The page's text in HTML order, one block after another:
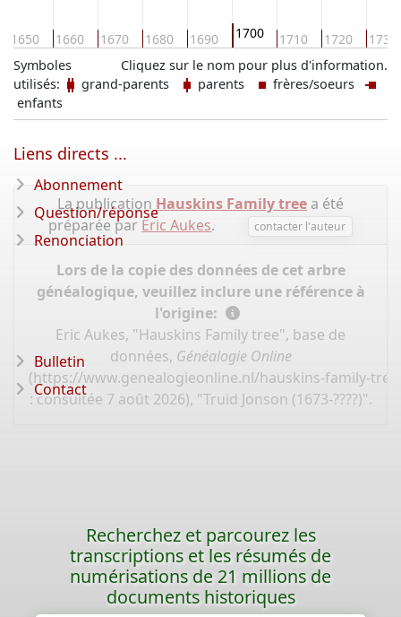
1650 1660 1670 1680 1690 1700 1710 1720 1730
Cliquez sur le nom pour plus d'information.
Symboles
utilisés:
grand-parents parents
frères/soeurs
enfants
La publication Hauskins Family tree a été
préparée par Eric Aukes. contacter l'auteur
Lors de la copie des données de cet arbre
généalogique, veuillez inclure une référence à
l'origine:
Eric Aukes, "Hauskins Family tree", base de
données, Généalogie Online
(https://www.genealogieonline.nl/hauskins-family-
: consultée 7 août 2026), "Truid Jonson (1673-????)".
Liens directs ...
Abonnement
Question/réponse
Renonciation
Bulletin
Contact
Recherchez et parcourez les
transcriptions et les résumés de
numérisations de 21 millions de
documents historiques